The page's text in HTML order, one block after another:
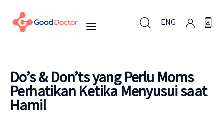
ENG
ENG
Untuk Bisnis
Do’s & Don’ts yang Perlu Moms
Perhatikan Ketika Menyusui saat
Hamil